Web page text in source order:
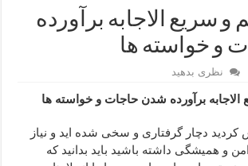
طرف مقابل – عاشق کردن طرف مقابل از راه
از بلا در سفر – دعا برای رفع حوادث بد روزانه
خواص آن – مجرب ترین ذکرها برای برآوردن
– دعای مجرب برای گشایش مالی و برکت در کار
جذب ثروت – خواص و برکات سوره تکاثر
سریع الاجابه برآورده
و خواسته ها
نظری بدهید
برآورده شدن حاجات و خواسته ها
دچار گرفتاری و سخی شده اید و نیاز
و همیشگی داشته باشید باید بدانید که